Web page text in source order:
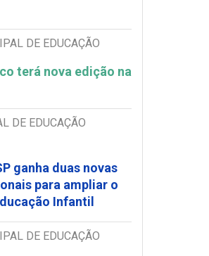
DE EDUCAÇÃO
terá nova edição na
DE EDUCAÇÃO
ganha duas novas
para ampliar o
Infantil
DE EDUCAÇÃO